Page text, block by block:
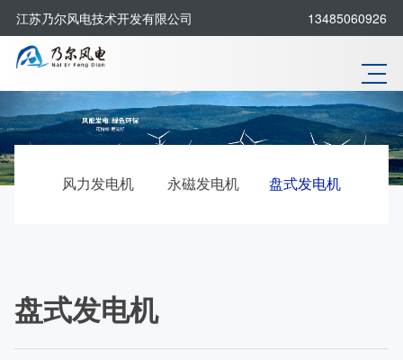
江苏乃尔风电技术开发有限公司 13485060926
风力发电机 永磁发电机 盘式发电机
盘式发电机